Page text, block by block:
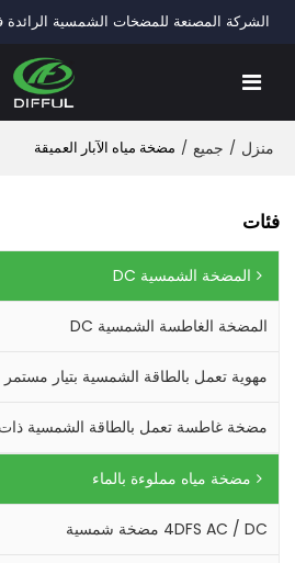
الشركة المصنعة للمضخات الشمسية الرائدة
منزل / جميع / مضخة مياه الآبار العميقة
فئات
المضخة الشمسية DC
المضخة الغاطسة الشمسية DC
مهوية تعمل بالطاقة الشمسية بتيار مستمر
مضخة غاطسة تعمل بالطاقة الشمسية ذات
مضخة مياه مملوءة بالماء
4DFS AC / DC مضخة شمسية